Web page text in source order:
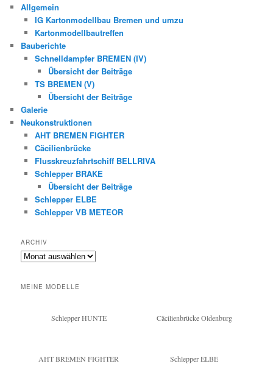
Allgemein
IG Kartonmodellbau Bremen und umzu
Kartonmodellbautreffen
Bauberichte
Schnelldampfer BREMEN (IV)
Übersicht der Beiträge
TS BREMEN (V)
Übersicht der Beiträge
Galerie
Neukonstruktionen
AHT BREMEN FIGHTER
Cäcilienbrücke
Flusskreuzfahrtschiff BELLRIVA
Schlepper BRAKE
Übersicht der Beiträge
Schlepper ELBE
Schlepper VB METEOR
ARCHIV
Archiv
MEINE MODELLE
Schlepper HUNTE Cäcilienbrücke Oldenburg
AHT BREMEN FIGHTER Schlepper ELBE